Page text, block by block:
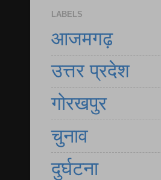
LABELS
आजमगढ़
उत्तर प्रदेश
गोरखपुर
चुनाव
दुर्घटना